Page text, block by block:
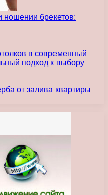
ношении брекетов:
в современный
подход к выбору
от залива квартиры